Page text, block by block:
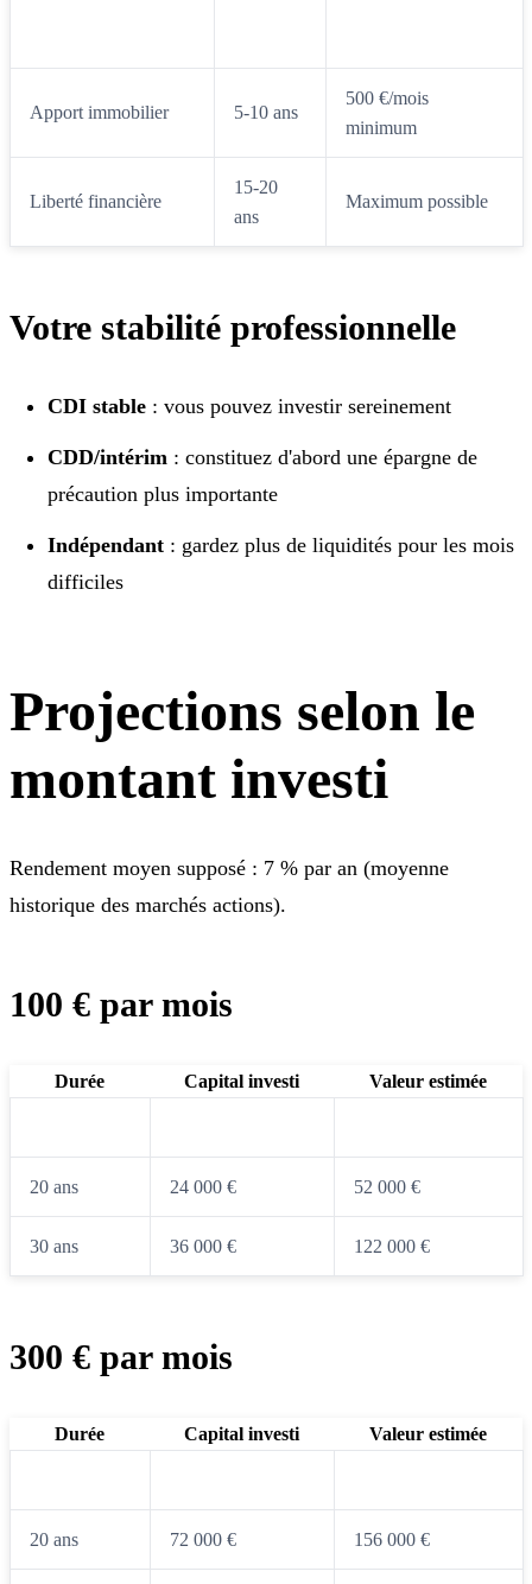
Apport immobilier 5-10 ans
500 €/mois
minimum
Liberté financière
15-20
ans
Maximum possible
Votre stabilité professionnelle
CDI stable : vous pouvez investir sereinement
CDD/intérim : constituez d'abord une épargne de
précaution plus importante
Indépendant : gardez plus de liquidités pour les mois
difficiles
Projections selon le
montant investi
Rendement moyen supposé : 7 % par an (moyenne
historique des marchés actions).
100 € par mois
Durée Capital investi Valeur estimée
20 ans 24 000 € 52 000 €
30 ans 36 000 € 122 000 €
300 € par mois
Durée Capital investi Valeur estimée
20 ans 72 000 € 156 000 €